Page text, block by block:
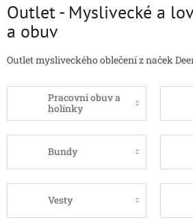
Outlet - Myslivecké a
a obuv
Outlet mysliveckého oblečení z naček
Pracovní obuv a
holínky
Bundy
Vesty